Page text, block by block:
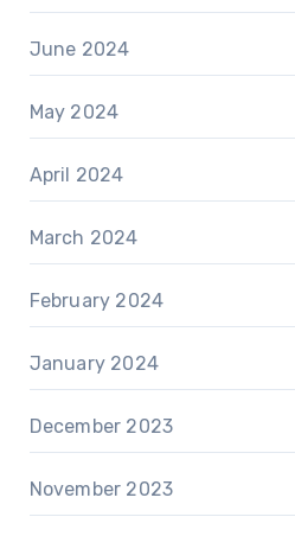
June 2024
May 2024
April 2024
March 2024
February 2024
January 2024
December 2023
November 2023